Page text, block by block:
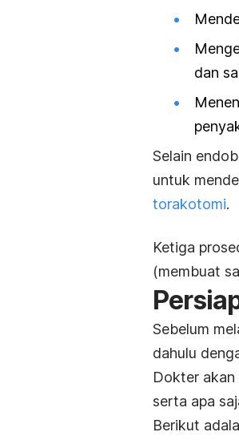
dan
Selain
untuk
torakotomi.
Ketiga
(membuat
Sebelum
dahulu
Dokter akan
serta apa
Berikut